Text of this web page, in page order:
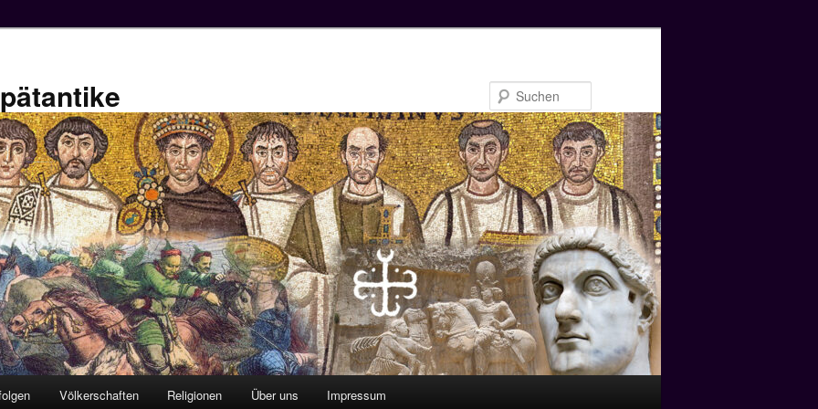
Völkerschaften Religionen Über uns Impressum